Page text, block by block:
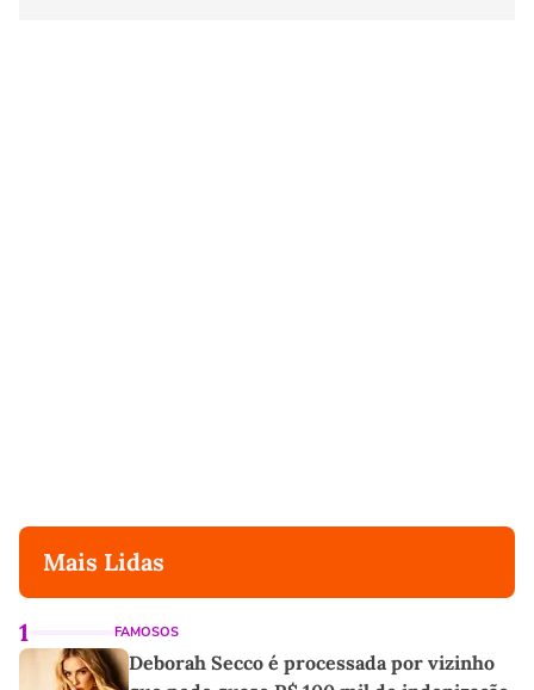
Mais Lidas
1 FAMOSOS
Deborah Secco é processada por vizinho